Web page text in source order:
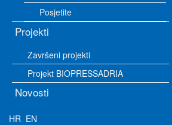
Posjetite
Projekti
Završeni projekti
Projekt BIOPRESSADRIA
Novosti
HR EN